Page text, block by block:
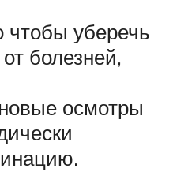
чтобы уберечь
болезней,
осмотры